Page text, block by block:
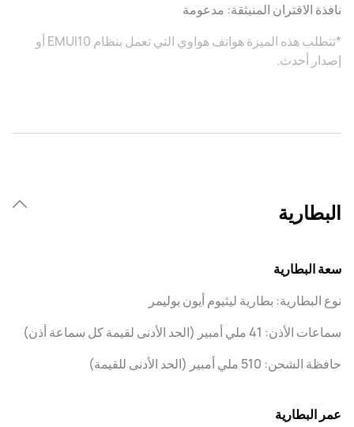
نافذة الاقتران المنبثقة: مدعومة
*تتطلب هذه الميزة هواتف هواوي التي تعمل بنظام EMUI10 أو
إصدار أحدث.
البطارية
سعة البطارية
نوع البطارية: بطارية ليثيوم أيون بوليمر
سماعات الأذن: 41 ملي أمبير (الحد الأدنى لقيمة كل سماعة أذن)
حافظة الشحن: 510 ملي أمبير (الحد الأدنى للقيمة)
عمر البطارية